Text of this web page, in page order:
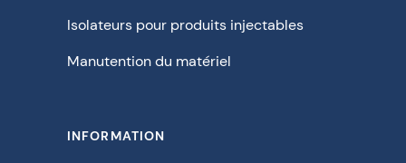
Isolateurs pour produits injectables
Manutention du matériel
INFORMATION